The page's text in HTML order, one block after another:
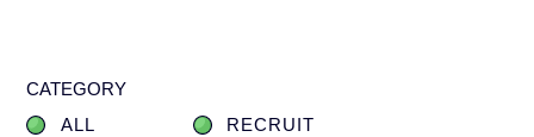
CATEGORY
ALL
RECRUIT